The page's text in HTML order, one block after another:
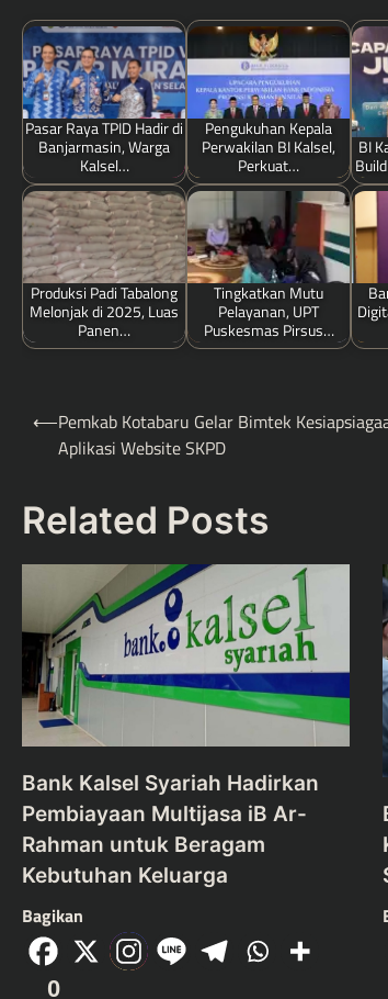
Pasar Raya TPID Hadir di
Banjarmasin, Warga
Kalsel…
Pengukuhan Kepala
Perwakilan BI Kalsel,
Perkuat…
BI
Produksi Padi Tabalong
Melonjak di 2025, Luas
Panen…
Tingkatkan Mutu
Pelayanan, UPT
Puskesmas Pirsus…
Post
navigation
⟵Pemkab Kotabaru Gelar Bimtek
Aplikasi Website SKPD
Related Posts
Bank Kalsel Syariah Hadirkan
Pembiayaan Multijasa iB Ar-
Rahman untuk Beragam
Kebutuhan Keluarga
Bagikan
0